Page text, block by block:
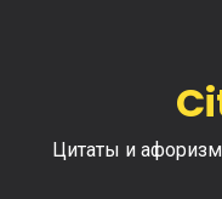
Цитаты и